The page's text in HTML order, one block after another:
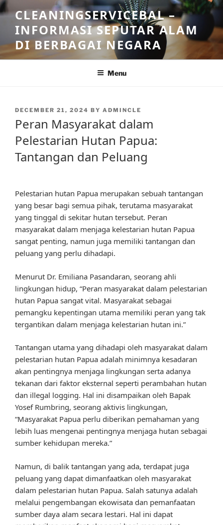
Skip
to
content
CLEANINGSERVICEBAL –
INFORMASI SEPUTAR ALAM
DI BERBAGAI NEGARA
Menu
POSTED
DECEMBER 21, 2024 BY ADMINCLE
Peran Masyarakat dalam
Pelestarian Hutan Papua:
Tantangan dan Peluang
Pelestarian hutan Papua merupakan sebuah tantangan
yang besar bagi semua pihak, terutama masyarakat
yang tinggal di sekitar hutan tersebut. Peran
masyarakat dalam menjaga kelestarian hutan Papua
sangat penting, namun juga memiliki tantangan dan
peluang yang perlu dihadapi.
Menurut Dr. Emiliana Pasandaran, seorang ahli
lingkungan hidup, “Peran masyarakat dalam pelestarian
hutan Papua sangat vital. Masyarakat sebagai
pemangku kepentingan utama memiliki peran yang tak
tergantikan dalam menjaga kelestarian hutan ini.”
Tantangan utama yang dihadapi oleh masyarakat dalam
pelestarian hutan Papua adalah minimnya kesadaran
akan pentingnya menjaga lingkungan serta adanya
tekanan dari faktor eksternal seperti perambahan hutan
dan illegal logging. Hal ini disampaikan oleh Bapak
Yosef Rumbring, seorang aktivis lingkungan,
“Masyarakat Papua perlu diberikan pemahaman yang
lebih luas mengenai pentingnya menjaga hutan sebagai
sumber kehidupan mereka.”
Namun, di balik tantangan yang ada, terdapat juga
peluang yang dapat dimanfaatkan oleh masyarakat
dalam pelestarian hutan Papua. Salah satunya adalah
melalui pengembangan ekowisata dan pemanfaatan
sumber daya alam secara lestari. Hal ini dapat